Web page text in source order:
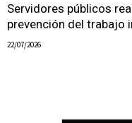
Servidores públicos
prevención del trabajo
22/07/2026